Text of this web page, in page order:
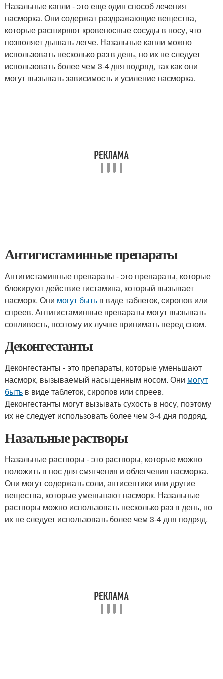
Назальные капли - это еще один способ лечения
насморка. Они содержат раздражающие вещества,
которые расширяют кровеносные сосуды в носу, что
позволяет дышать легче. Назальные капли можно
использовать несколько раз в день, но их не следует
использовать более чем 3-4 дня подряд, так как они
могут вызывать зависимость и усиление насморка.
Антигистаминные препараты
Антигистаминные препараты - это препараты, которые
блокируют действие гистамина, который вызывает
насморк. Они могут быть в виде таблеток, сиропов или
спреев. Антигистаминные препараты могут вызывать
сонливость, поэтому их лучше принимать перед сном.
Деконгестанты
Деконгестанты - это препараты, которые уменьшают
насморк, вызываемый насыщенным носом. Они могут
быть в виде таблеток, сиропов или спреев.
Деконгестанты могут вызывать сухость в носу, поэтому
их не следует использовать более чем 3-4 дня подряд.
Назальные растворы
Назальные растворы - это растворы, которые можно
положить в нос для смягчения и облегчения насморка.
Они могут содержать соли, антисептики или другие
вещества, которые уменьшают насморк. Назальные
растворы можно использовать несколько раз в день, но
их не следует использовать более чем 3-4 дня подряд.